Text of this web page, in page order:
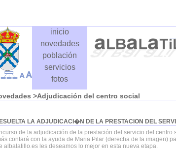
inicio
novedades
población
servicios
fotos
>Adjudicación del centro social
LA ADJUDICACI�N DE LA PRESTACION DEL
de la adjudicación de la prestación del servicio del
contará con la ayuda de Maria Pilar (derecha de la imagen)
albalatillo.es les deseamos lo mejor en esta nueva etapa.